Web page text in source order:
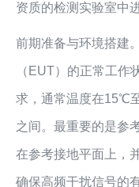
资质的检测实验室中
前期准备与环境搭建
（EUT）的正常工作
求，通常温度在15℃
之间。最重要的是参
在参考接地平面上，
确保高频干扰信号的